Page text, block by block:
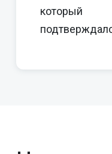
который